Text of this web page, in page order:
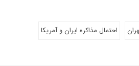
احتمال مذاکره ایران و آمریکا